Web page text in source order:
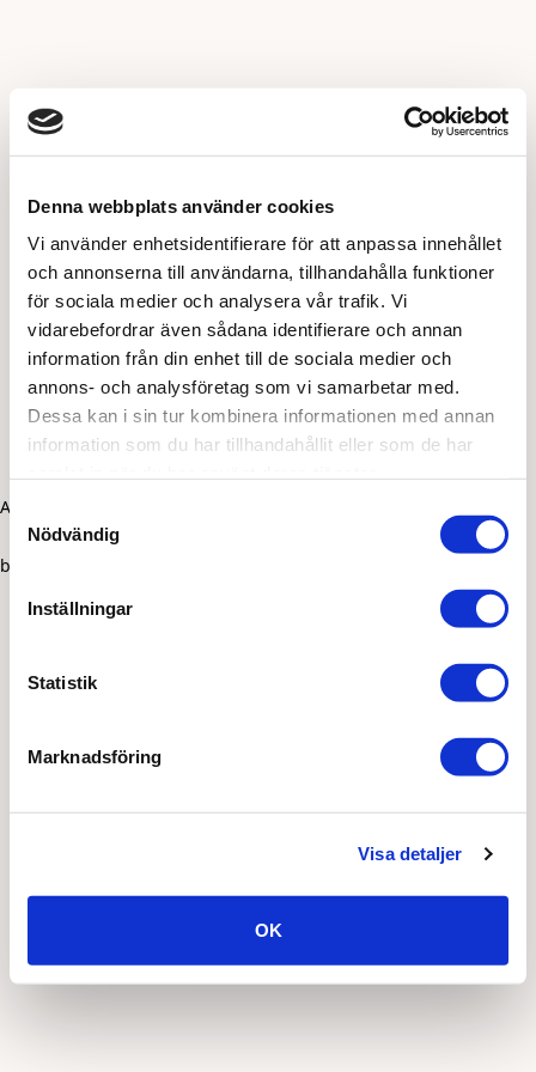
Denna webbplats använder cookies
Vi använder enhetsidentifierare för att anpassa innehållet
och annonserna till användarna, tillhandahålla funktioner
för sociala medier och analysera vår trafik. Vi
vidarebefordrar även sådana identifierare och annan
information från din enhet till de sociala medier och
annons- och analysföretag som vi samarbetar med.
Dessa kan i sin tur kombinera informationen med annan
information som du har tillhandahållit eller som de har
Samtyckesval
Nödvändig
Inställningar
Statistik
Marknadsföring
Visa detaljer
OK
Application error: a client-side exception has occurred (see the
browser console for more information)